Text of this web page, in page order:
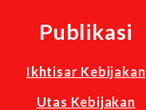
Publikasi
Ikhtisar Kebijakan
Utas Kebijakan